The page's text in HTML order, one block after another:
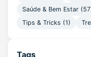
Saúde & Bem Estar
Tips & Tricks (1)
Tags